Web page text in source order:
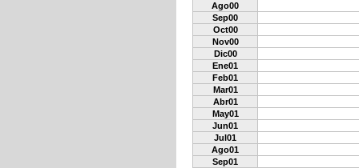
Ago00
Sep00
Oct00
Nov00
Dic00
Ene01
Feb01
Mar01
Abr01
May01
Jun01
Jul01
Ago01
Sep01